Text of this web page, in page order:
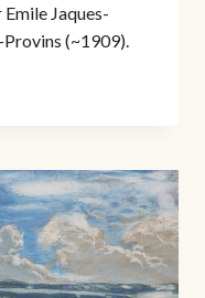
Emile Jaques-
(~1909).